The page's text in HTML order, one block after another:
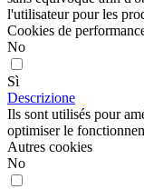
l'utilisateur pour les
Cookies de
No
Sì
Descrizione
Ils sont utilisés pour
optimiser le
Autres cookies
No